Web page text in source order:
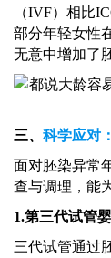
（IVF）相比
部分年轻女性
无意中增加了
三、 科学应对
面对胚染异常
查与调理，能
1.第三代试管
三代试管通过